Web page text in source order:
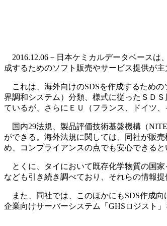
2016.12.06－日本ケミカルデータベースは
成するためのソフト販売やサービス提供が
これは、海外向けのSDSを作成するための
界調和システム）分類、様式に従ったＳＤ
ているが、さらにＥＵ（フランス、ドイツ
国内29法規、製品評価技術基盤機構（
ができる。海外法規に関しては、同社が販
め、コンプライアンスの点でも安心できると
とくに、タイにおいて既存化学物質の国家
なども引き続き調べており、それらの情報
また、同社では、このほかにもSDS作成向
企業向けサーバーシステム「GHSロジスト